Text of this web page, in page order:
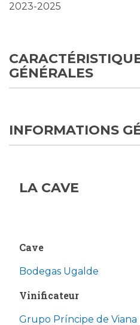
2023-2025
GÉNÉRALES
INFORMATIONS
LA CAVE
Cave
Bodegas Ugalde
Vinificateur
Grupo Príncipe de Viana